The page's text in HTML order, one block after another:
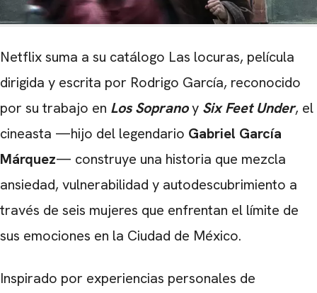
Netflix suma a su catálogo Las locuras, película
dirigida y escrita por Rodrigo García, reconocido
por su trabajo en Los Sopranoy Six Feet Under, el
cineasta —hijo del legendario Gabriel García
Márquez— construye una historia que mezcla
ansiedad, vulnerabilidad y autodescubrimiento a
través de seis mujeres que enfrentan el límite de
sus emociones en la Ciudad de México.
Inspirado por experiencias personales de